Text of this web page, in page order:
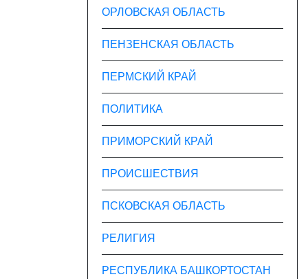
ОРЛОВСКАЯ ОБЛАСТЬ
ПЕНЗЕНСКАЯ ОБЛАСТЬ
ПЕРМСКИЙ КРАЙ
ПОЛИТИКА
ПРИМОРСКИЙ КРАЙ
ПРОИСШЕСТВИЯ
ПСКОВСКАЯ ОБЛАСТЬ
РЕЛИГИЯ
РЕСПУБЛИКА БАШКОРТОСТАН